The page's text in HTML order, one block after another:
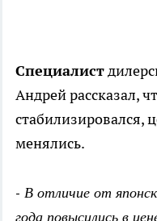
Специалист
Андрей рассказал,
стабилизировался,
менялись.
- В отличие от
года повысились в